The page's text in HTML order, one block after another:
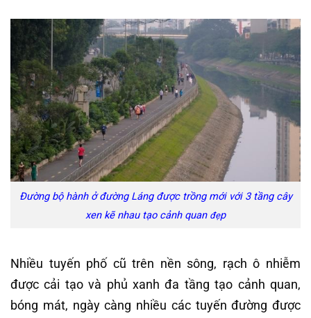
Đường bộ hành ở đường Láng được trồng mới với 3 tầng cây
xen kẽ nhau tạo cảnh quan đẹp
Nhiều tuyến phố cũ trên nền sông, rạch ô nhiễm
được cải tạo và phủ xanh đa tầng tạo cảnh quan,
bóng mát, ngày càng nhiều các tuyến đường được